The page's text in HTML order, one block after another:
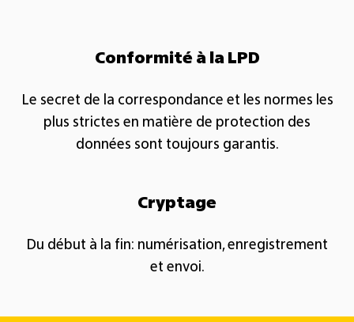
Conformité à la LPD​
Le secret de la correspondance et les normes les
plus strictes en matière de protection des
données sont toujours garantis.​
Cryptage​
Du début à la fin: numérisation, enregistrement
et envoi.​